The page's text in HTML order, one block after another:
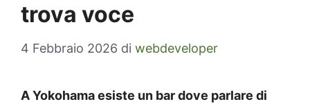
trova voce
4 Febbraio 2026 di webdeveloper
A Yokohama esiste un bar dove parlare di